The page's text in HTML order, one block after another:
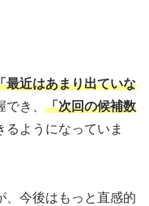
最近はあまり出ていな
き、 「次回の候補数
るようになっていま
、今後はもっと直感的